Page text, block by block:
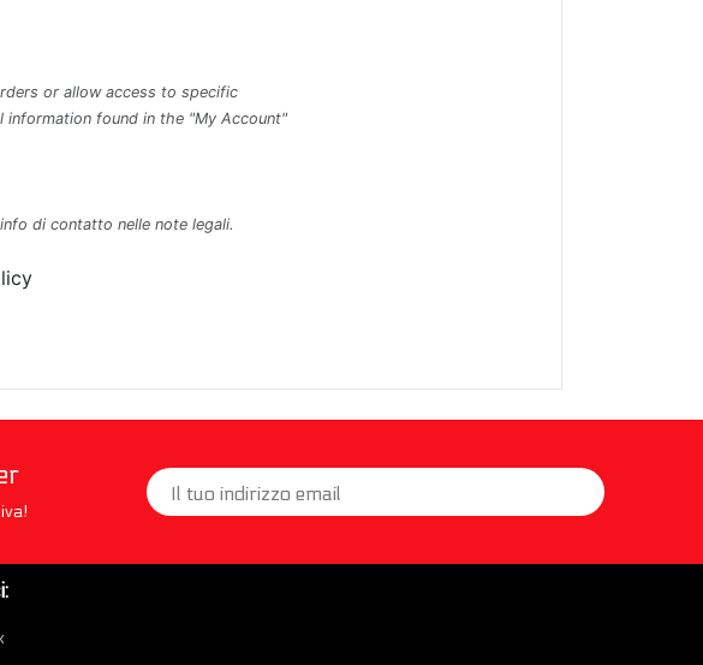
or allow access to specific
found in the "My Account"
di contatto nelle note legali.